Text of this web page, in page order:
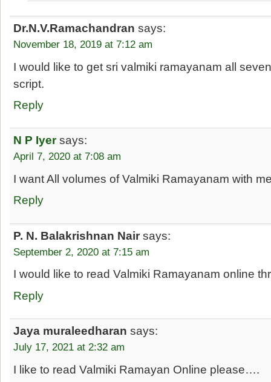
Dr.N.V.Ramachandran says:
November 18, 2019 at 7:12 am
I would like to get sri valmiki ramayanam all
script.
Reply
N P Iyer says:
April 7, 2020 at 7:08 am
I want All volumes of Valmiki Ramayanam with
Reply
P. N. Balakrishnan Nair says:
September 2, 2020 at 7:15 am
I would like to read Valmiki Ramayanam online
Reply
Jaya muraleedharan says:
July 17, 2021 at 2:32 am
I like to read Valmiki Ramayan Online please….